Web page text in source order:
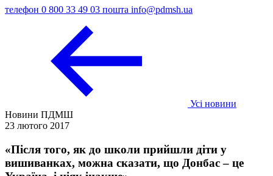
телефон 0 800 33 49 03 пошта info@pdmsh.ua
Усі новини
Новини ПДМШ
23 лютого 2017
«Після того, як до школи прийшли діти у
вишиванках, можна сказати, що Донбас – це